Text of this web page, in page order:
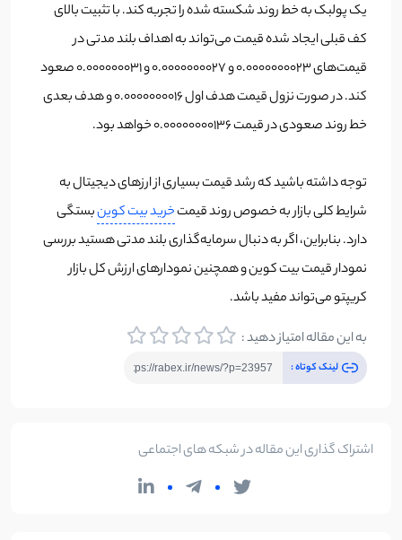
یک پولبک به خط روند شکسته شده را تجربه کند. با تثبیت بالای
کف قبلی ایجاد شده قیمت می‌تواند به اهداف بلند مدتی در
قیمت‌های 0.0000000023 و 0.0000000027 و 0.000000031 صعود
کند. در صورت نزول قیمت هدف اول 0.0000000016 و هدف بعدی
خط روند صعودی در قیمت 0.00000000136 خواهد بود.
توجه داشته باشید که رشد قیمت بسیاری از ارزهای دیجیتال به
شرایط کلی بازار به خصوص روند قیمتخرید بیت کوینبستگی
دارد. بنابراین، اگر به دنبال سرمایه‌گذاری بلند مدتی هستید بررسی
نمودار قیمت بیت کوین و همچنین نمودارهای ارزش کل بازار
کریپتو می‌تواند مفید باشد.
به این مقاله امتیاز دهید :
لینک کوتاه :
اشتراک گذاری این مقاله در شبکه های اجتماعی